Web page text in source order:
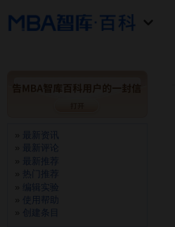
最新资讯
最新评论
最新推荐
热门推荐
编辑实验
使用帮助
创建条目